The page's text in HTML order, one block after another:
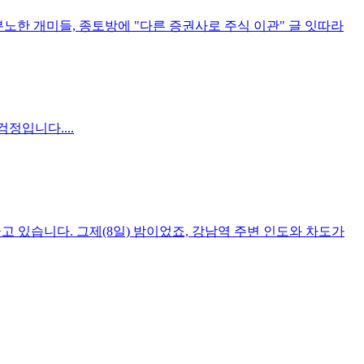
한 개미들, 종토방에 "다른 증권사로 주식 이관" 글 잇따라
정입니다....
있습니다. 그제(8일) 밤이었죠, 강남역 주변 인도와 차도가